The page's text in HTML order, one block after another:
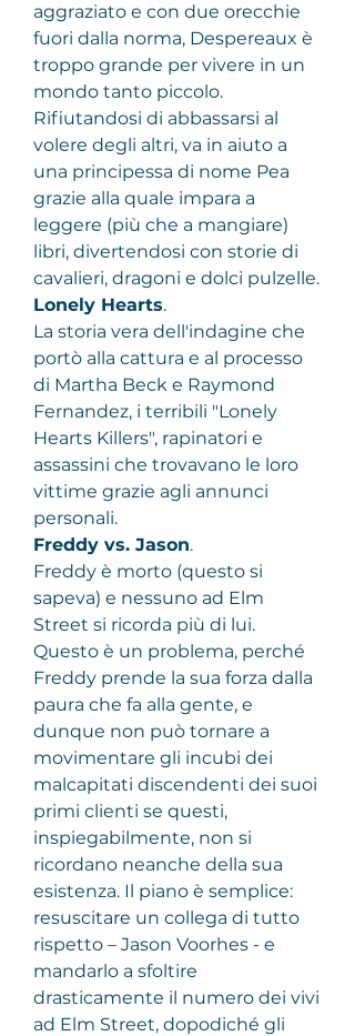
aggraziato e con due orecchie
fuori dalla norma, Despereaux è
troppo grande per vivere in un
mondo tanto piccolo.
Rifiutandosi di abbassarsi al
volere degli altri, va in aiuto a
una principessa di nome Pea
grazie alla quale impara a
leggere (più che a mangiare)
libri, divertendosi con storie di
cavalieri, dragoni e dolci pulzelle.
Lonely Hearts.
La storia vera dell'indagine che
portò alla cattura e al processo
di Martha Beck e Raymond
Fernandez, i terribili "Lonely
Hearts Killers", rapinatori e
assassini che trovavano le loro
vittime grazie agli annunci
personali.
Freddy vs. Jason.
Freddy è morto (questo si
sapeva) e nessuno ad Elm
Street si ricorda più di lui.
Questo è un problema, perché
Freddy prende la sua forza dalla
paura che fa alla gente, e
dunque non può tornare a
movimentare gli incubi dei
malcapitati discendenti dei suoi
primi clienti se questi,
inspiegabilmente, non si
ricordano neanche della sua
esistenza. Il piano è semplice:
resuscitare un collega di tutto
rispetto – Jason Voorhes - e
mandarlo a sfoltire
drasticamente il numero dei vivi
ad Elm Street, dopodiché gli